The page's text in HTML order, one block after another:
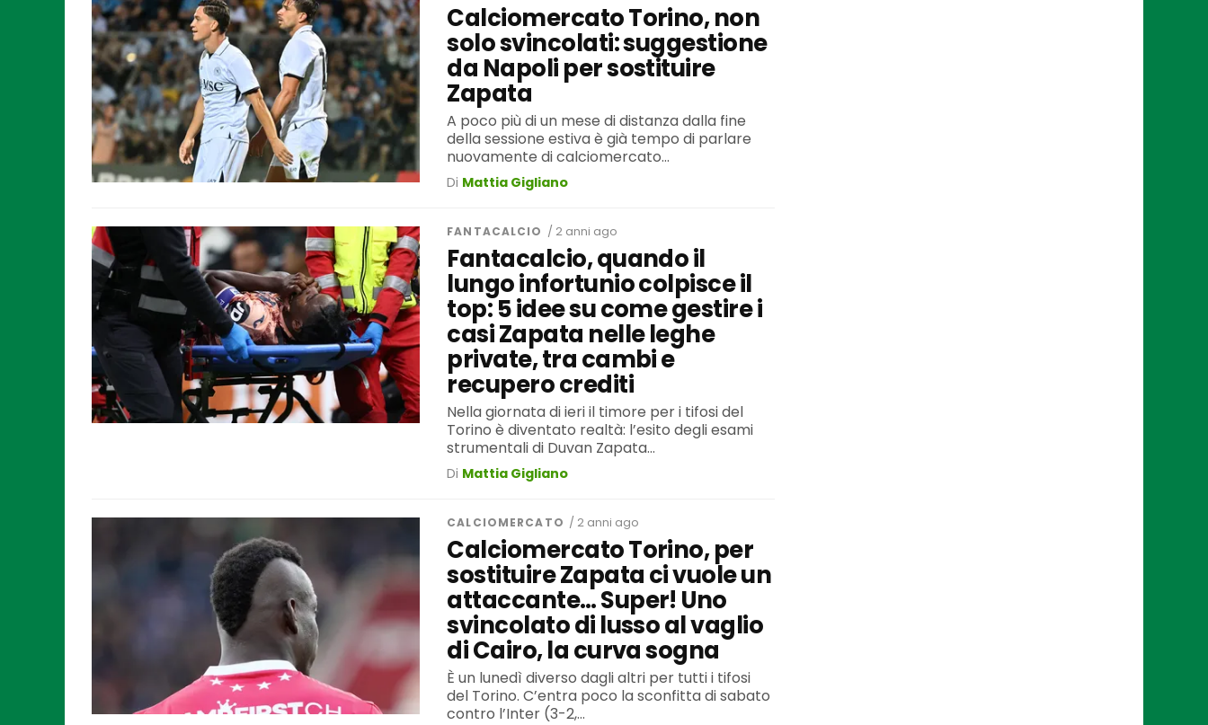
Calciomercato Torino, non
solo svincolati: suggestione
da Napoli per sostituire
Zapata
A poco più di un mese di distanza dalla fine
della sessione estiva è già tempo di parlare
nuovamente di calciomercato...
Di Mattia Gigliano
FANTACALCIO / 2 anni ago
Fantacalcio, quando il
lungo infortunio colpisce il
top: 5 idee su come gestire i
casi Zapata nelle leghe
private, tra cambi e
recupero crediti
Nella giornata di ieri il timore per i tifosi del
Torino è diventato realtà: l’esito degli esami
strumentali di Duvan Zapata...
Di Mattia Gigliano
CALCIOMERCATO / 2 anni ago
Calciomercato Torino, per
sostituire Zapata ci vuole un
attaccante… Super! Uno
svincolato di lusso al vaglio
di Cairo, la curva sogna
È un lunedì diverso dagli altri per tutti i tifosi
del Torino. C’entra poco la sconfitta di sabato
contro l’Inter (3-2,...